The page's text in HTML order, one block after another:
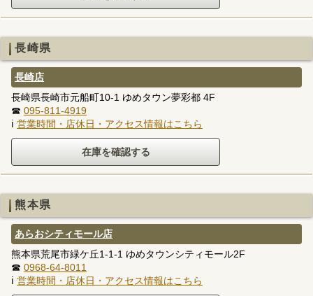
長崎県
長崎店
長崎県長崎市元船町10-1 ゆめタウン夢彩都 4F
☎ 095-811-4919
ℹ 営業時間・店休日・アクセス情報はこちら
熊本県
あらおシティモール店
熊本県荒尾市緑ケ丘1-1-1 ゆめタウンシティモール2F
☎ 0968-64-8011
ℹ 営業時間・店休日・アクセス情報はこちら